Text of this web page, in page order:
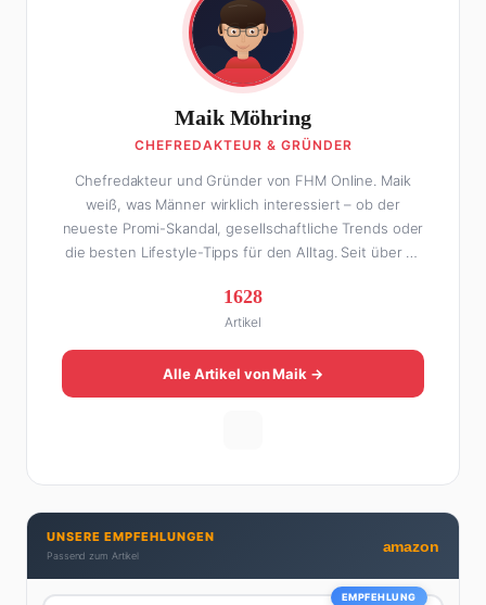
Maik Möhring
CHEFREDAKTEUR & GRÜNDER
Chefredakteur und Gründer von FHM Online. Maik
weiß, was Männer wirklich interessiert – ob der
neueste Promi-Skandal, gesellschaftliche Trends oder
die besten Lifestyle-Tipps für den Alltag. Seit über 10
Online zu einer der führenden Männer-Lifestyle-
Plattformen im deutschsprachigen Raum aufgebaut.
Sein Weg dahin war alles andere als geradlinig: Die
eine Hälfte seines Lebens stand er in der
Gastronomie – mit allem, was dazugehört. Die andere
dran. Wenn Maik nicht gerade den heißesten Tratsch
aus der Promi-Welt aufspürt oder die besten
Lifestyle-Empfehlungen zusammenstellt, findet man
ihn beim Wandern in den Schweizer Alpen, am Grill
1628
Artikel
Alle Artikel von Maik →
UNSERE EMPFEHLUNGEN
Passend zum Artikel
amazon
EMPFEHLUNG